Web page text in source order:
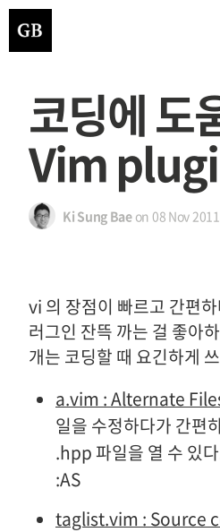
코딩에 도
Vim
Ki Sung Baeon 08 Nov 2011
vi 의 장점이 빠르고 간편
러그인 잔뜩 까는 걸 좋아
개는 코딩할 때 요긴하게
a.vim : Alternate
일을 수정하다가 간편
.hpp 파일을 열 수 있
:AS
taglist.vim : Source